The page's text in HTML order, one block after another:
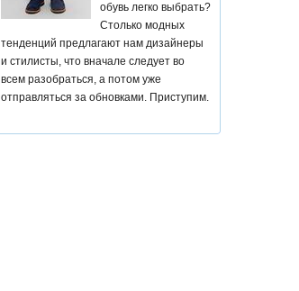
обувь легко выбрать?
Столько модных
тенденций предлагают нам дизайнеры
и стилисты, что вначале следует во
всем разобраться, а потом уже
отправляться за обновками. Приступим.